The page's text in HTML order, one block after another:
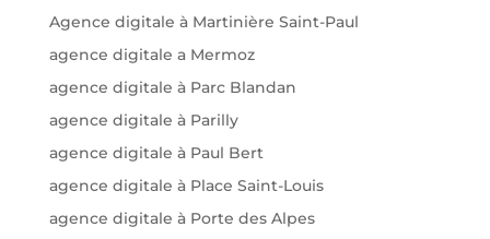
Agence digitale à Martinière Saint-Paul
agence digitale a Mermoz
agence digitale à Parc Blandan
agence digitale à Parilly
agence digitale à Paul Bert
agence digitale à Place Saint-Louis
agence digitale à Porte des Alpes